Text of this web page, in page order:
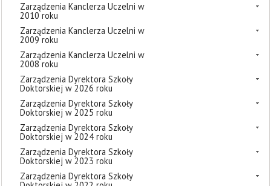
Zarządzenia Kanclerza Uczelni w
2010 roku
Zarządzenia Kanclerza Uczelni w
2009 roku
Zarządzenia Kanclerza Uczelni w
2008 roku
Zarządzenia Dyrektora Szkoły
Doktorskiej w 2026 roku
Zarządzenia Dyrektora Szkoły
Doktorskiej w 2025 roku
Zarządzenia Dyrektora Szkoły
Doktorskiej w 2024 roku
Zarządzenia Dyrektora Szkoły
Doktorskiej w 2023 roku
Zarządzenia Dyrektora Szkoły